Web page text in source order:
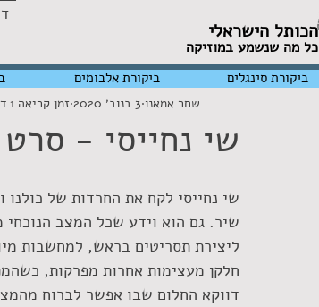
הכותל הישראלי
כל מה שנשמע במוזיקה
שי נחייסי - סרט
שחר אמאנו 3 בנוב׳ 2020 זמן קריאה 1 דקות
שי נחייסי לקח את החרדות של כולנו
שיר. גם הוא וידע שכל המצב הנוכחי
ליצירת תסריטים בראש, למחשבות
חלקן מעצימות אחרות מפרקות,
דווקא החלום שבו אפשר לברוח
ביקורת אלבומים ביקורת סינגלים